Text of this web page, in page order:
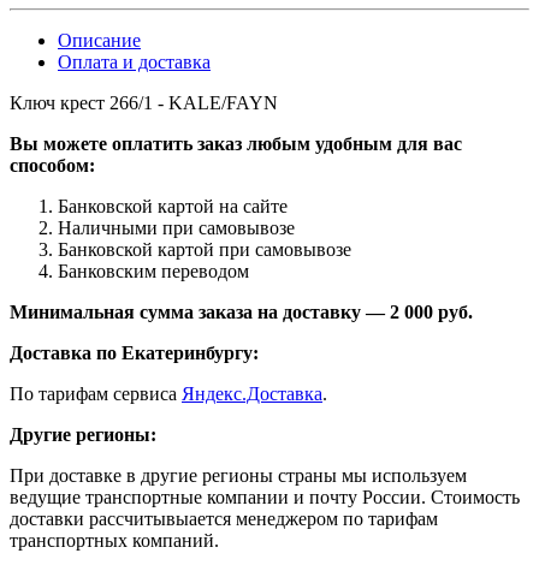
Описание
Оплата и доставка
Ключ крест 266/1 - KALE/FAYN
Вы можете оплатить заказ любым удобным для вас
способом:
Банковской картой на сайте
Наличными при самовывозе
Банковской картой при самовывозе
Банковским переводом
Минимальная сумма заказа на доставку — 2 000 руб.
Доставка по Екатеринбургу:
По тарифам сервиса Яндекс.Доставка.
Другие регионы:
При доставке в другие регионы страны мы используем
ведущие транспортные компании и почту России. Стоимость
доставки рассчитывыается менеджером по тарифам
транспортных компаний.